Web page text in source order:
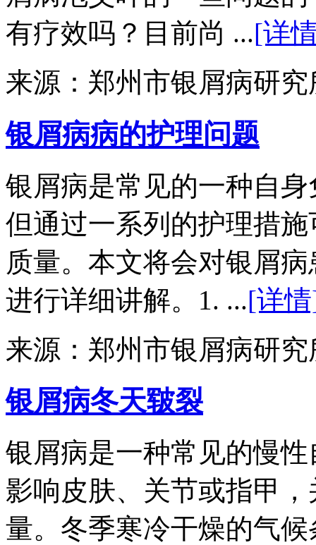
有疗效吗？目前尚 ...[详
来源：郑州市银屑病研
银屑病病的护理问题
银屑病是常见的一种自
但通过一系列的护理措
质量。本文将会对银屑
进行详细讲解。1. ...[详
来源：郑州市银屑病研
银屑病冬天皲裂
银屑病是一种常见的慢
影响皮肤、关节或指甲
量。冬季寒冷干燥的气